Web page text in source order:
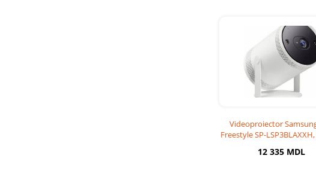
Videoproiector
Freestyle SP-
12 335 MDL